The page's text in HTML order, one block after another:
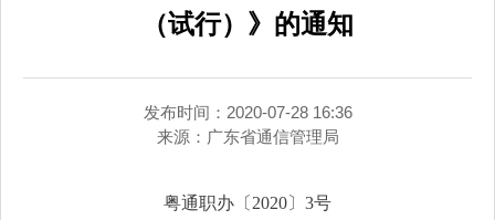
（试行）》的通知
发布时间：2020-07-28 16:36
来源： 广东省通信管理局
粤通职办〔2020〕3号